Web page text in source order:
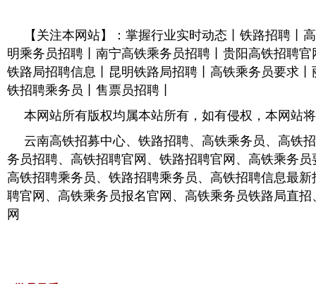
【关注本网站】：掌握行业实时动态丨铁路招聘丨
明乘务员招聘丨南宁高铁乘务员招聘丨贵阳高铁招聘
铁路局招聘信息丨昆明铁路局招聘丨高铁乘务员要求
铁招聘乘务员丨售票员招聘丨
本网站所有版权均属本站所有，如有侵权，本网站
云南高铁招募中心、铁路招聘、高铁乘务员、高铁
务员招聘、高铁招聘官网、铁路招聘官网、高铁乘务
高铁招聘乘务员、铁路招聘乘务员、高铁招聘信息最
聘官网、高铁乘务员报名官网、高铁乘务员铁路局直
网